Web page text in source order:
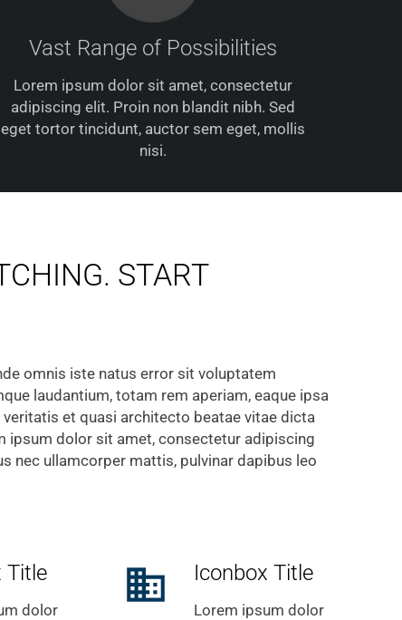
Vast Range of Possibilities
Lorem ipsum dolor sit amet, consectetur
adipiscing elit. Proin non blandit nibh. Sed
eget tortor tincidunt, auctor sem eget, mollis
nisi.
START
omnis iste natus error sit voluptatem
laudantium, totam rem aperiam, eaque ipsa
et quasi architecto beatae vitae dicta
ipsum dolor sit amet, consectetur adipiscing
nec ullamcorper mattis, pulvinar dapibus leo
Title
dolor
business Iconbox Title
Lorem ipsum dolor